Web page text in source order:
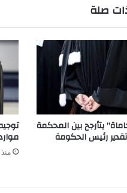
صلة
يتأرجح بين المحكمة
رئيس الحكومة